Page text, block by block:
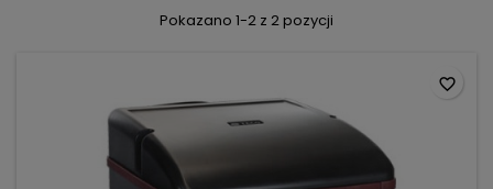
Pokazano 1-2 z 2 pozycji
favorite_border